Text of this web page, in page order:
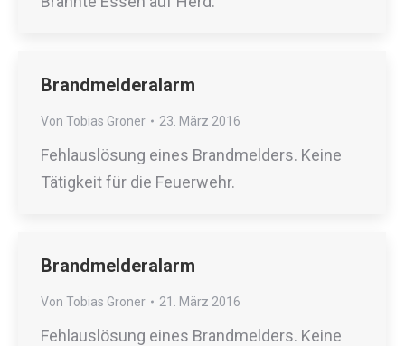
Brandmelderalarm
Von Tobias Groner 23. März 2016
Fehlauslösung eines Brandmelders. Keine
Tätigkeit für die Feuerwehr.
Brandmelderalarm
Von Tobias Groner 21. März 2016
Fehlauslösung eines Brandmelders. Keine